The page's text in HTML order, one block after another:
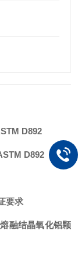
D892
D892
要求
融结晶氧化铝颗